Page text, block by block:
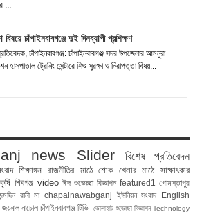
...
বিষয়ে চাঁপাইনবাবগঞ্জে দুই দিনব্যাপী প্রশিক্ষণ
চাঁপাইনবাবগঞ্জ: চাঁপাইনবাবগঞ্জ সদর উপজেলার আমনুরা
হাসপাতাল ট্রেনিং সেন্টারে শিশু সুরক্ষা ও নিরাপত্তা বিষয়...
news Slider
বিশেষ প্রতিবেদন
শিক্ষাঙ্গন রাজনীতির মাঠে শোক খেলার মাঠে
সাক্ষাৎকার
শিবগঞ্জ video ঈদ শুভেচ্ছা বিজ্ঞাপন featured1
গোমস্তাপুর
রানী মা chapainawabganj ইউনিয়ন সংবাদ
English
নাচোল চাঁপাইনবাবগঞ্জ টিভি ভোলাহাট শুভেচ্ছা বিজ্ঞাপন Technology